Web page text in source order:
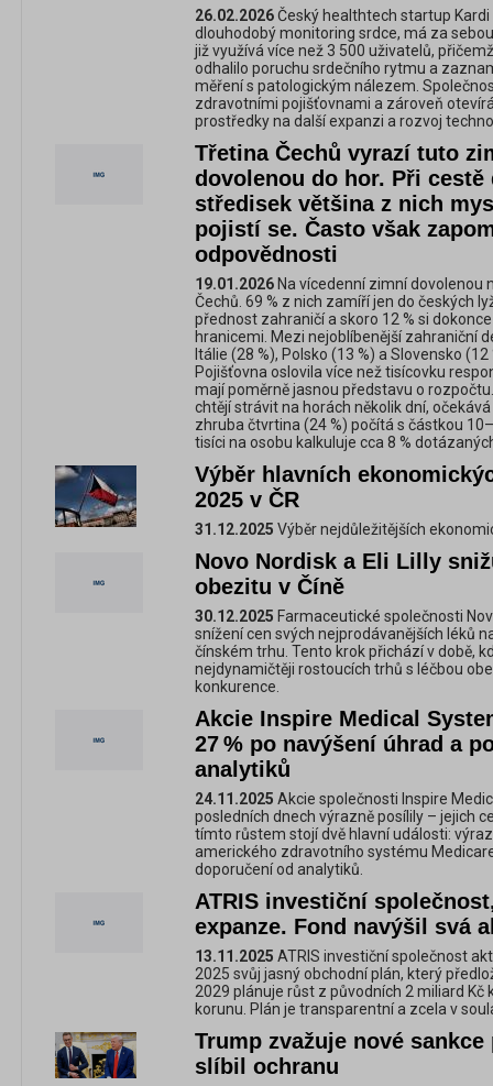
26.02.2026Český healthtech startup
dlouhodobý monitoring srdce, má za
již využívá více než 3 500 uživatelů,
odhalilo poruchu srdečního rytmu a
měření s patologickým nálezem.
zdravotními pojišťovnami a zároveň
prostředky na další expanzi a rozvoj
Třetina Čechů vyrazí tuto
dovolenou do hor. Při cestě
středisek většina z nich
pojistí se. Často však
odpovědnosti
19.01.2026 Na vícedenní zimní dovolenou
Čechů. 69 % z nich zamíří jen do českých
přednost zahraničí a skoro 12 % si
hranicemi. Mezi nejoblíbenější zahraniční
Itálie (28 %), Polsko (13 %) a Slovensko
Pojišťovna oslovila více než tisícovku
mají poměrně jasnou představu o
chtějí strávit na horách několik dní,
zhruba čtvrtina (24 %) počítá s částkou
tisíci na osobu kalkuluje cca 8 %
Výběr hlavních
2025 v ČR
31.12.2025 Výběr nejdůležitějších
Novo Nordisk a Eli Lilly
obezitu v Číně
30.12.2025 Farmaceutické společnosti
snížení cen svých nejprodávanějších léků
čínském trhu. Tento krok přichází v době,
nejdynamičtěji rostoucích trhů s léčbou
konkurence.
Akcie Inspire Medical
27 % po navýšení úhrad a
analytiků
24.11.2025 Akcie společnosti Inspire
posledních dnech výrazně posílily – jejich
tímto růstem stojí dvě hlavní události:
amerického zdravotního systému
doporučení od analytiků.
ATRIS investiční
expanze. Fond navýšil svá
13.11.2025 ATRIS investiční společnost
2025 svůj jasný obchodní plán, který
2029 plánuje růst z původních 2 miliard Kč
korunu. Plán je transparentní a zcela v
Trump zvažuje nové
slíbil ochranu